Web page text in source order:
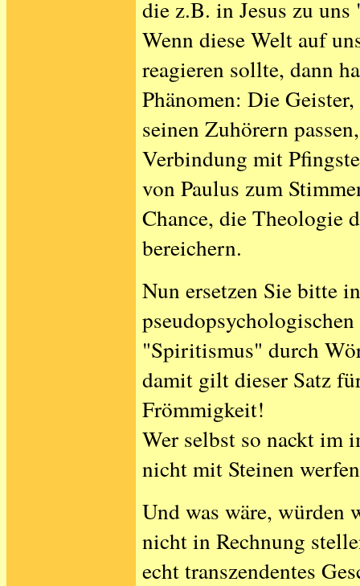
die z.B. in Jesus zu
Wenn diese Welt auf
reagieren sollte, dann
Phänomen: Die
seinen Zuhörern
Verbindung mit
von Paulus zum
Chance, die Theologie
bereichern.
Nun ersetzen Sie bitte
"Spiritismus" durch
damit gilt dieser Satz
Frömmigkeit!
Wer selbst so nackt im
nicht mit Steinen
Und was wäre,
nicht in Rechnung
echt transzendentes